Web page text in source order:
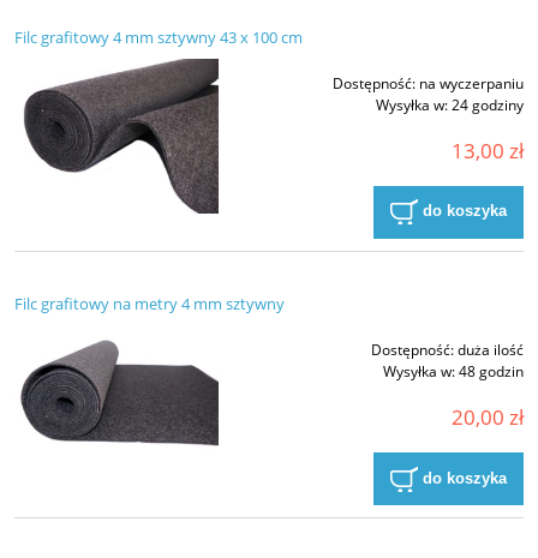
Filc grafitowy 4 mm sztywny 43 x 100 cm
Dostępność: na wyczerpaniu
Wysyłka w:24 godziny
13,00 zł
do koszyka
Filc grafitowy na metry 4 mm sztywny
Dostępność:duża ilość
Wysyłka w:48 godzin
20,00 zł
do koszyka